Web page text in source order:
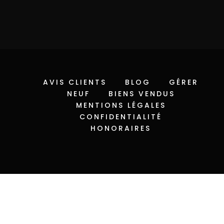
AVIS CLIENTS BLOG
GÉRER
NEUF
BIENS VENDUS
MENTIONS LÉGALES
CONFIDENTIALITÉ
HONORAIRES